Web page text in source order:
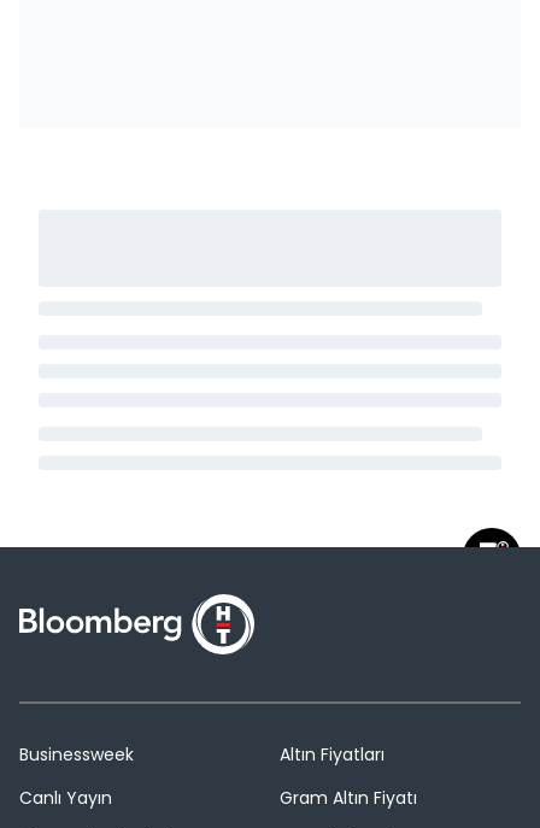
Businessweek
Canlı Yayın
Altın Fiyatları
Gram Altın Fiyatı